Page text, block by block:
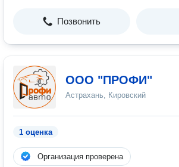
Позвонить
ООО "ПРОФИ"
Астрахань, Кировский
1 оценка
Организация проверена